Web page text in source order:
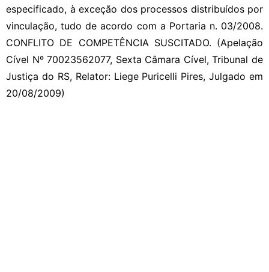
especificado, à exceção dos processos distribuídos por
vinculação, tudo de acordo com a Portaria n. 03/2008.
CONFLITO DE COMPETÊNCIA SUSCITADO. (Apelação
Cível Nº 70023562077, Sexta Câmara Cível, Tribunal de
Justiça do RS, Relator: Liege Puricelli Pires, Julgado em
20/08/2009)